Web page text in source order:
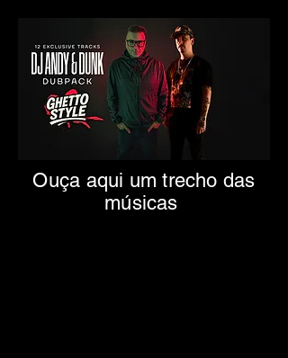
Ouça aqui um trecho das
músicas